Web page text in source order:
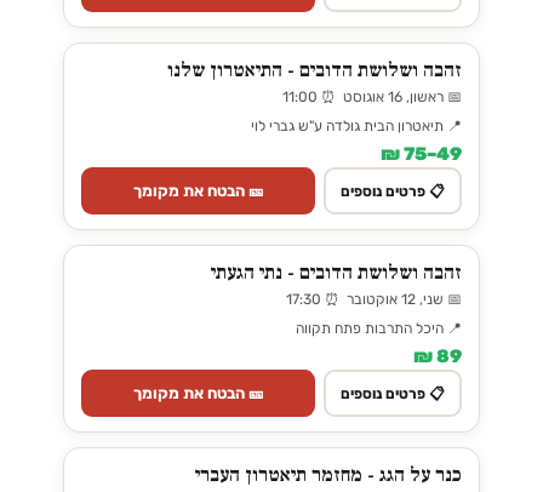
זהבה ושלושת הדובים - התיאטרון שלנו
📅 ראשון, 16 אוגוסט ⏰ 11:00
📍 תיאטרון הבית גולדה ע"ש גברי לוי
49–75 ₪
📋 פרטים נוספים 🎫 הבטח את מקומך
זהבה ושלושת הדובים - נתי הגעתי
📅 שני, 12 אוקטובר ⏰ 17:30
📍 היכל התרבות פתח תקווה
89 ₪
📋 פרטים נוספים 🎫 הבטח את מקומך
כנר על הגג - מחזמר תיאטרון העברי